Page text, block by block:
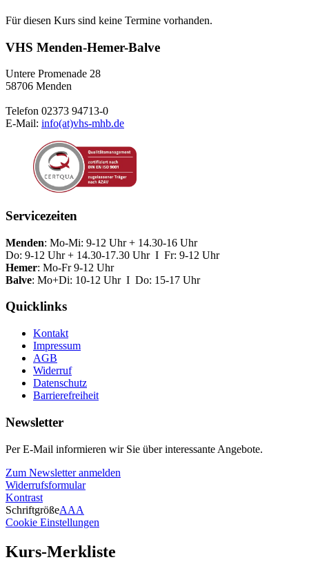
Für diesen Kurs sind keine Termine vorhanden.
VHS Menden-Hemer-Balve
Untere Promenade 28
58706 Menden
Telefon 02373 94713-0
E-Mail: info(at)vhs-mhb.de
Servicezeiten
Menden: Mo-Mi: 9-12 Uhr + 14.30-16 Uhr
Do: 9-12 Uhr + 14.30-17.30 Uhr I Fr: 9-12 Uhr
Hemer: Mo-Fr 9-12 Uhr
Balve: Mo+Di: 10-12 Uhr I Do: 15-17 Uhr
Quicklinks
Kontakt
Impressum
AGB
Widerruf
Datenschutz
Barrierefreiheit
Newsletter
Per E-Mail informieren wir Sie über interessante Angebote.
Zum Newsletter anmelden
Widerrufsformular
Kontrast
SchriftgrößeAAA
Cookie Einstellungen
Kurs-Merkliste